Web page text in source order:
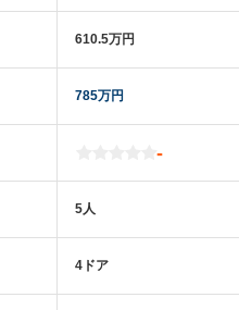
610.5万円
785万円
-
5人
4ドア